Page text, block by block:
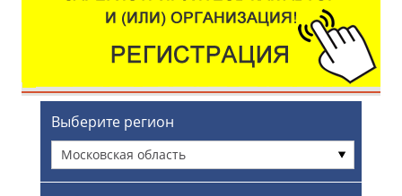
Выберите регион
Московская область